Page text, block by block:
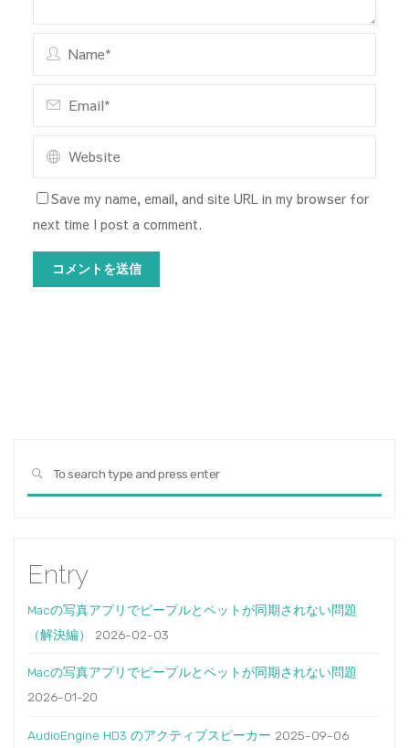
Save my name, email, and site URL in my browser for
next time I post a comment.
SEARCH
Entry
Macの写真アプリでピープルとペットが同期されない問題
（解決編）
2026-02-03
Macの写真アプリでピープルとペットが同期されない問題
2026-01-20
AudioEngine HD3 のアクティブスピーカー 2025-09-06